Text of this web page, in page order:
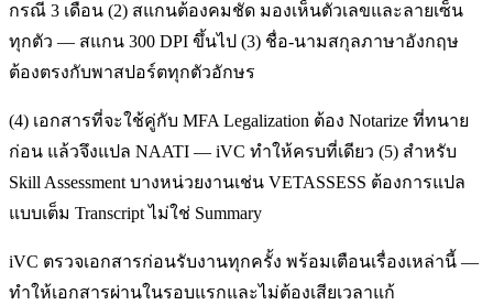
กรณี 3 เดือน (2) สแกนต้องคมชัด มองเห็นตัวเลขและลายเซ็น
ทุกตัว — สแกน 300 DPI ขึ้นไป (3) ชื่อ-นามสกุลภาษาอังกฤษ
ต้องตรงกับพาสปอร์ตทุกตัวอักษร
(4) เอกสารที่จะใช้คู่กับ MFA Legalization ต้อง Notarize ที่ทนาย
ก่อน แล้วจึงแปล NAATI — iVC ทำให้ครบที่เดียว (5) สำหรับ
Skill Assessment บางหน่วยงานเช่น VETASSESS ต้องการแปล
แบบเต็ม Transcript ไม่ใช่ Summary
iVC ตรวจเอกสารก่อนรับงานทุกครั้ง พร้อมเตือนเรื่องเหล่านี้ —
ทำให้เอกสารผ่านในรอบแรกและไม่ต้องเสียเวลาแก้